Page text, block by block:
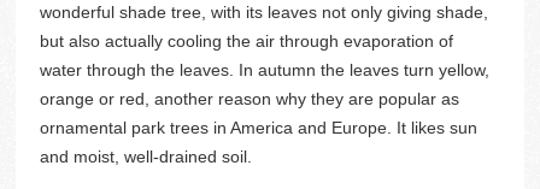
wonderful shade tree, with its leaves not only giving shade,
but also actually cooling the air through evaporation of
water through the leaves. In autumn the leaves turn yellow,
orange or red, another reason why they are popular as
ornamental park trees in America and Europe. It likes sun
and moist, well-drained soil.